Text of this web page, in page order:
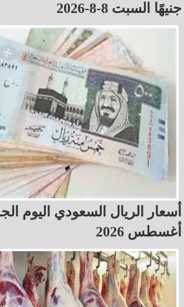
جنيهًا السبت 8-8-2026
أغسطس 2026